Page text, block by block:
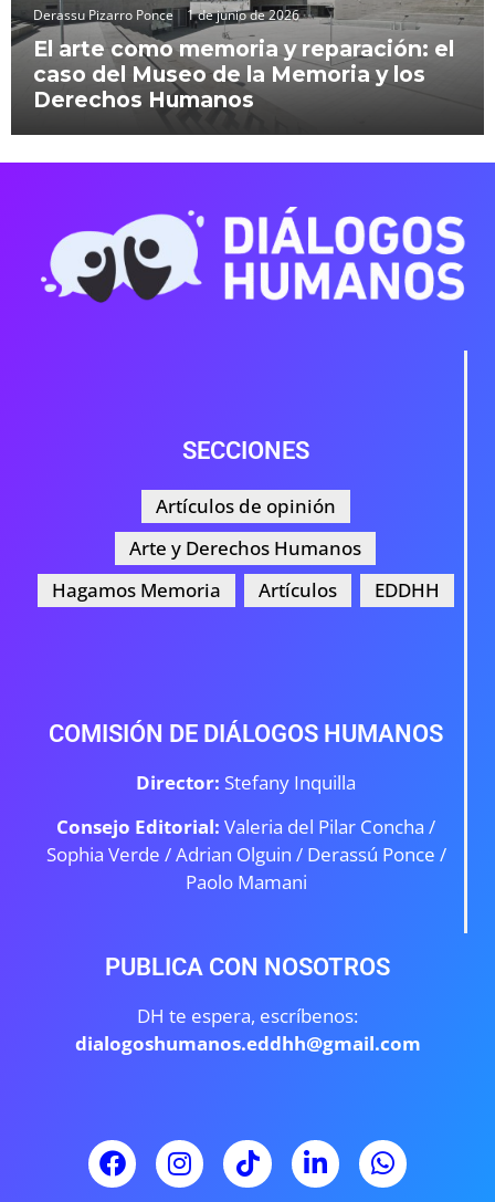
Derassu Pizarro Ponce 1 de junio de 2026
El arte como memoria y reparación: el
caso del Museo de la Memoria y los
Derechos Humanos
SECCIONES
Artículos de opinión
Arte y Derechos Humanos
Hagamos Memoria
Artículos EDDHH
COMISIÓN DE DIÁLOGOS HUMANOS
Director: Stefany Inquilla
Consejo Editorial: Valeria del Pilar Concha /
Sophia Verde /Adrian Olguin / Derassú Ponce /
Paolo Mamani
PUBLICA CON NOSOTROS
DH te espera, escríbenos:
dialogoshumanos.eddhh@gmail.com